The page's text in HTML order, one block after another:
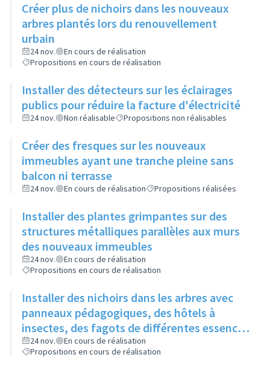
Créer plus de nichoirs dans les nouveaux
arbres plantés lors du renouvellement
urbain
24 nov.
En cours de réalisation
Propositions en cours de réalisation
Installer des détecteurs sur les éclairages
publics pour réduire la facture d'électricité
24 nov. Non réalisable Propositions non réalisables
Créer des fresques sur les nouveaux
immeubles ayant une tranche pleine sans
balcon ni terrasse
24 nov. En cours de réalisation Propositions réalisées
Installer des plantes grimpantes sur des
structures métalliques parallèles aux murs
des nouveaux immeubles
24 nov.
En cours de réalisation
Propositions en cours de réalisation
Installer des nichoirs dans les arbres avec
panneaux pédagogiques, des hôtels à
insectes, des fagots de différentes essences
pour stimuler la biodiversité sur la place du
Château à la Roue
24 nov.
En cours de réalisation
Propositions en cours de réalisation